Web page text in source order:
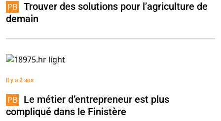
Trouver des solutions pour l’agriculture de
demain
Il y a 2 ans
Le métier d’entrepreneur est plus
compliqué dans le Finistère